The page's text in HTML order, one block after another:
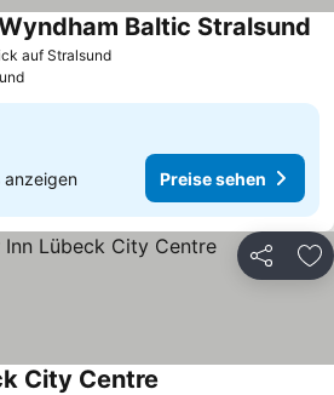
auf Stralsund
Baltic Stralsund
anzeigen Preise sehen
Teilen
City Centre